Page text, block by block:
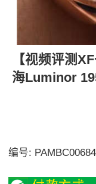
【视频评测
海Luminor
编号: PAMBC00684